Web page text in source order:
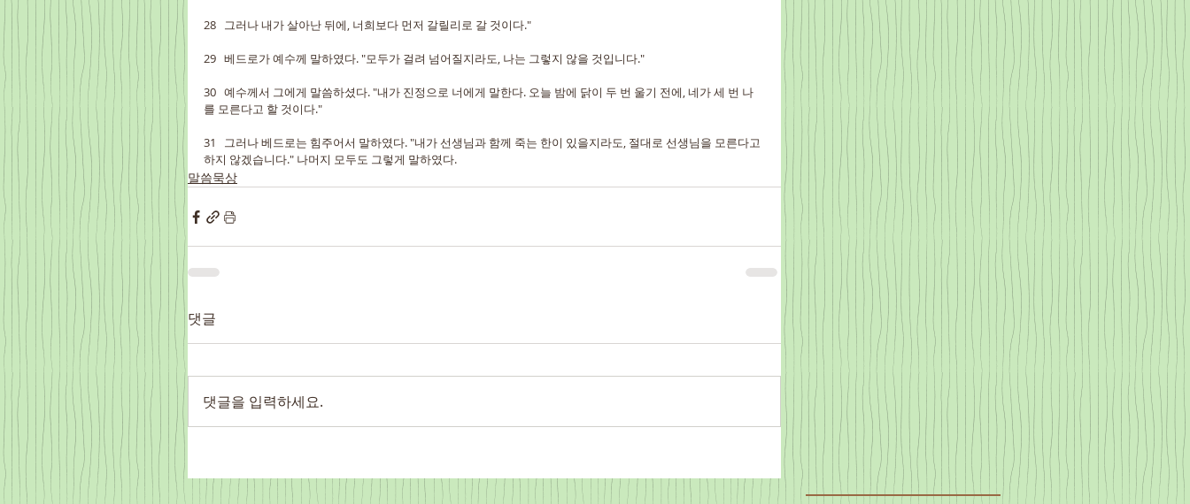
28   그러나 내가 살아난 뒤에, 너희보다 먼저 갈릴리로 갈 것이다."
29   베드로가 예수께 말하였다. "모두가 걸려 넘어질지라도, 나는 그렇지 않을 것입니다."
30   예수께서 그에게 말씀하셨다. "내가 진정으로 너에게 말한다. 오늘 밤에 닭이 두 번 울기 전에, 네가 세 번 나
를 모른다고 할 것이다."
31   그러나 베드로는 힘주어서 말하였다. "내가 선생님과 함께 죽는 한이 있을지라도, 절대로 선생님을 모른다고
하지 않겠습니다." 나머지 모두도 그렇게 말하였다.
말씀묵상
댓글
댓글을 입력하세요.